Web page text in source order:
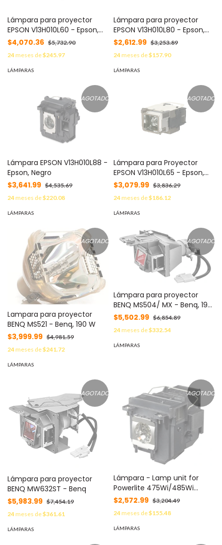
Lámpara para proyector
EPSON V13H010L60 - Epson,
5000 h, Negro
$4,070.36 $5,732.90
24meses de$245.97
LÁMPARAS
Lámpara para proyector
EPSON V13H010L80 - Epson,
Negro
$2,612.99 $3,253.89
24meses de$157.90
LÁMPARAS
AGOTADO
Lámpara EPSON V13H010L88 -
Epson, Negro
$3,641.99 $4,535.69
24meses de$220.08
LÁMPARAS
AGOTADO
Lámpara para Proyector
EPSON V13H010L65 - Epson,
4000 h
$3,079.99 $3,836.29
24meses de$186.12
LÁMPARAS
AGOTADO
Lampara para proyector
BENQ MS521 - Benq, 190 W
$3,999.99 $4,981.59
24meses de$241.72
LÁMPARAS
AGOTADO
Lámpara para proyector
BENQ MS504/ MX - Benq, 190
W
$5,502.99 $6,854.89
24meses de$332.54
LÁMPARAS
AGOTADO
Lámpara para proyector
BENQ MW632ST - Benq
$5,983.99 $7,454.19
24meses de$361.61
LÁMPARAS
AGOTADO
Lámpara - Lamp unit for
Powerlite 475Wi/485Wi
EPSON ELPLP71, Negro, Epson
$2,572.99 $3,204.49
24meses de$155.48
LÁMPARAS